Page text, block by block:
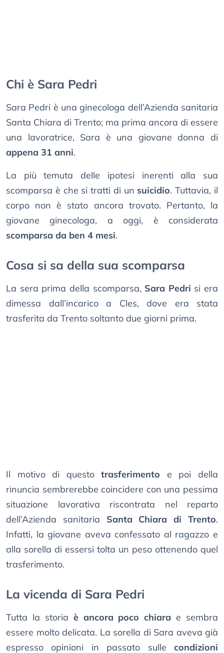
Chi è Sara Pedri
Sara Pedri è una ginecologa dell’Azienda sanitaria
Santa Chiara di Trento; ma prima ancora di essere
una lavoratrice, Sara è una giovane donna di
appena 31 anni.
La più temuta delle ipotesi inerenti alla sua
scomparsa è che si tratti di un suicidio. Tuttavia, il
corpo non è stato ancora trovato. Pertanto, la
giovane ginecologa, a oggi, è considerata
scomparsa da ben 4 mesi.
Cosa si sa della sua scomparsa
La sera prima della scomparsa, Sara Pedri si era
dimessa dall’incarico a Cles, dove era stata
trasferita da Trento soltanto due giorni prima.
Il motivo di questotrasferimento e poi della
rinuncia sembrerebbe coincidere con una pessima
situazione lavorativa riscontrata nel reparto
dell’Azienda sanitaria Santa Chiara di Trento.
Infatti, la giovane aveva confessato al ragazzo e
alla sorella di essersi tolta un peso ottenendo quel
trasferimento.
La vicenda di Sara Pedri
Tutta la storia è ancora poco chiara e sembra
essere molto delicata. La sorella di Sara aveva già
espresso opinioni in passato sulle condizioni